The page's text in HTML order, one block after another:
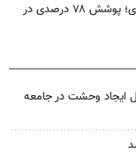
رشد نسبت پشتیبانی تأمین اجتماعی در مرکزی؛ پوشش ۷۸ درصدی در
ایجاد وحشت در جامعه